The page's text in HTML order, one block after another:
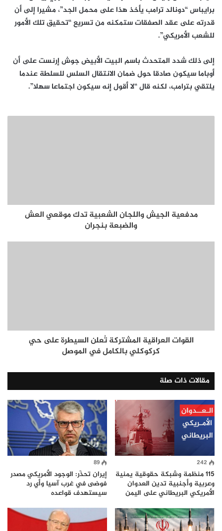
برايباس “دونالد ترامب يأخذ هذا على محمل الجد”، مشيرا إلى أن
قدرته على عقد الصفقات ستمكنه من تسريع “تحقيق تلك الأمور
للشعب الأمريكي”.
إلى ذلك شدد المتحدث باسم البيت الأبيض جوش إرنست على أن
أوباما سيكون صادقا حول ضمان الانتقال السلس للسلطة عندما
يلتقي بترامب، لكنه قال “لا أقول إنه سيكون اجتماعا سهلا”.
مدفعية الجيش واللجان الشعبية تدك موقعي العش
والضبعة بنجران
القوات العراقية المشتركة تُعلن السيطرة على حي
كركوكلي بالكامل في الموصل
مقالات ذات صلة
242
115 منظمة وشبكة حقوقية يمنية
وعربية وأجنبية تدين العدوان
الأمريكي البريطاني على اليمن
89
إيران تحذّر: الوجود الأمريكي مصدر
فوضى في غرب آسيا وأي رد
سيستهدف قواعده